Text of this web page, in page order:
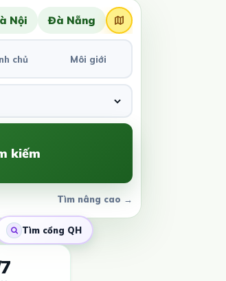
Nội Đà Nẵng
chủ Môi giới
kiếm
Tìm nâng cao →
Tìm cổng QH